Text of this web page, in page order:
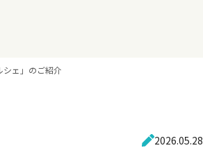
ェ」のご紹介
2026.05.28